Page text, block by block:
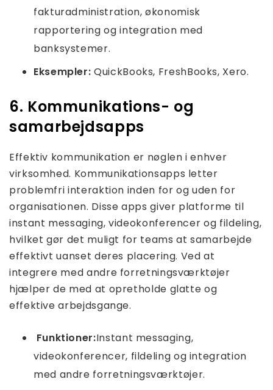
fakturadministration, økonomisk
rapportering og integration med
banksystemer.
Eksempler:QuickBooks, FreshBooks, Xero.
6. Kommunikations- og
samarbejdsapps
Effektiv kommunikation er nøglen i enhver
virksomhed. Kommunikationsapps letter
problemfri interaktion inden for og uden for
organisationen. Disse apps giver platforme til
instant messaging, videokonferencer og fildeling,
hvilket gør det muligt for teams at samarbejde
effektivt uanset deres placering. Ved at
integrere med andre forretningsværktøjer
hjælper de med at opretholde glatte og
effektive arbejdsgange.
Funktioner:Instant messaging,
videokonferencer, fildeling og integration
med andre forretningsværktøjer.